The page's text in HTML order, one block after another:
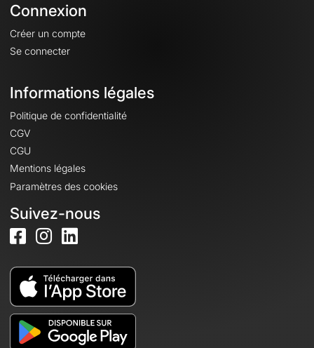
Connexion
Créer un compte
Se connecter
Informations légales
Politique de confidentialité
CGV
CGU
Mentions légales
Paramètres des cookies
Suivez-nous